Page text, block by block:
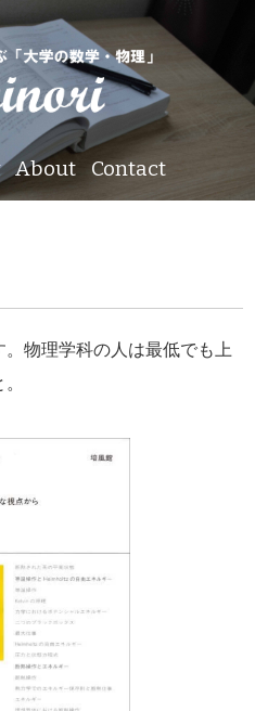
About Contact
物理学科の人は最低でも上